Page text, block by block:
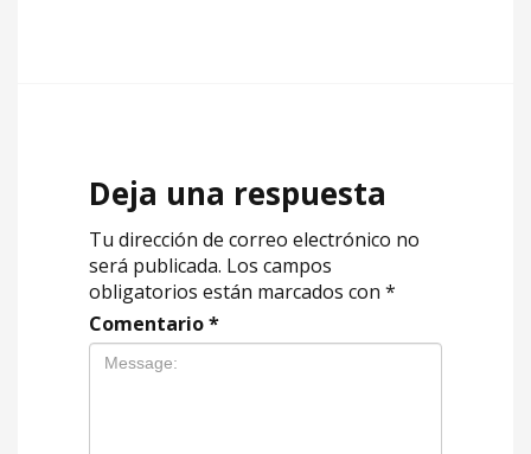
Deja una respuesta
Tu dirección de correo electrónico no
será publicada. Los campos
obligatorios están marcados con *
Comentario*